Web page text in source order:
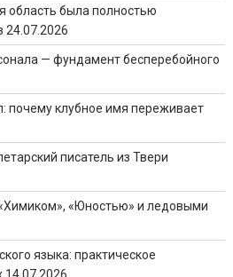
область была полностью
24.07.2026
— фундамент бесперебойного
почему клубное имя переживает
писатель из Твери
«Юностью» и ледовыми
языка: практическое